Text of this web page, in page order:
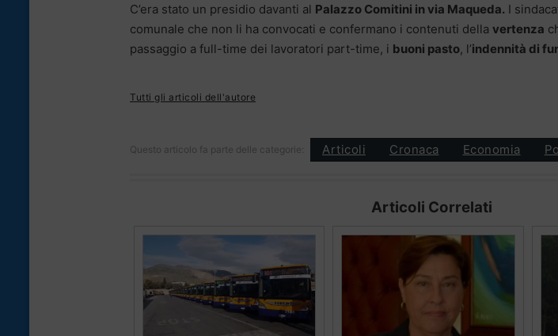
C’era stato un presidio davanti al Palazzo Comitini in via Maqueda. I
comunale che non li ha convocati e confermano i contenuti della vertenza
passaggio a full-time dei lavoratori part-time, i buoni pasto, l’indennità di
Tutti gli articoli dell'autore
Questo articolo fa parte delle categorie: Articoli Cronaca Economia
Articoli Correlati